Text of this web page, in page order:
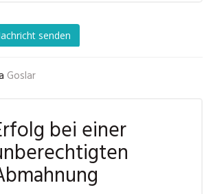
senden
Goslar
bei einer